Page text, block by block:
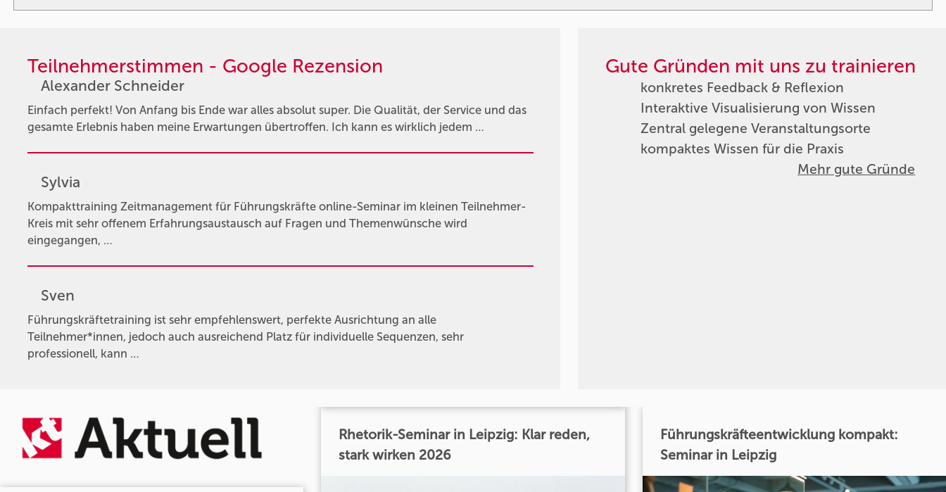
Teilnehmerstimmen - Google Rezension
Alexander Schneider
Einfach perfekt! Von Anfang bis Ende war alles absolut super. Die Qualität, der Service und das
gesamte Erlebnis haben meine Erwartungen übertroffen. Ich kann es wirklich jedem …
Sylvia
Kompakttraining Zeitmanagement für Führungskräfte online-Seminar im kleinen Teilnehmer-
Kreis mit sehr offenem Erfahrungsaustausch auf Fragen und Themenwünsche wird
eingegangen, …
Sven
Führungskräftetraining ist sehr empfehlenswert, perfekte Ausrichtung an alle
Teilnehmer*innen, jedoch auch ausreichend Platz für individuelle Sequenzen, sehr
professionell, kann …
Gute Gründen mit uns zu trainieren
konkretes Feedback & Reflexion
Interaktive Visualisierung von Wissen
Zentral gelegene Veranstaltungsorte
kompaktes Wissen für die Praxis
Mehr gute Gründe
Rhetorik-Seminar in Leipzig: Klar reden,
stark wirken 2026
Führungskräfteentwicklung kompakt:
Seminar in Leipzig